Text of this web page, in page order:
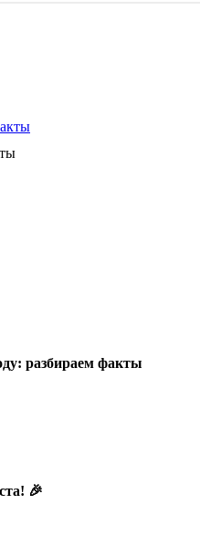
разбираем факты
🎉